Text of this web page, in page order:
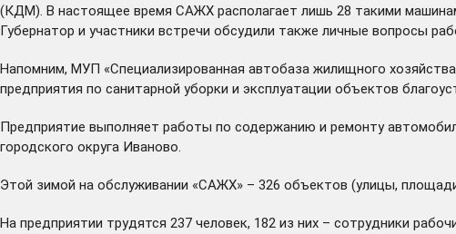
(КДМ). В настоящее время САЖХ располагает лишь 28 такими
Губернатор и участники встречи обсудили также личные вопросы
Напомним, МУП «Специализированная автобаза жилищного
предприятия по санитарной уборки и эксплуатации объектов
Предприятие выполняет работы по содержанию и ремонту
городского округа Иваново.
Этой зимой на обслуживании «САЖХ» – 326 объектов (улицы,
На предприятии трудятся 237 человек, 182 из них – сотрудники